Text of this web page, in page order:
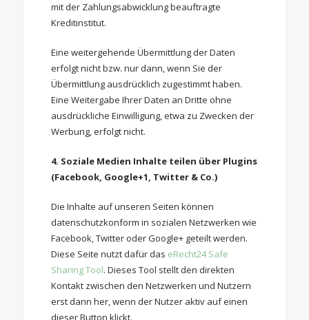
mit der Zahlungsabwicklung beauftragte
Kreditinstitut.
Eine weitergehende Übermittlung der Daten
erfolgt nicht bzw. nur dann, wenn Sie der
Übermittlung ausdrücklich zugestimmt haben.
Eine Weitergabe Ihrer Daten an Dritte ohne
ausdrückliche Einwilligung, etwa zu Zwecken der
Werbung, erfolgt nicht.
4. Soziale Medien Inhalte teilen über Plugins
(Facebook, Google+1, Twitter & Co.)
Die Inhalte auf unseren Seiten können
datenschutzkonform in sozialen Netzwerken wie
Facebook, Twitter oder Google+ geteilt werden.
Diese Seite nutzt dafür das eRecht24 Safe
Sharing Tool. Dieses Tool stellt den direkten
Kontakt zwischen den Netzwerken und Nutzern
erst dann her, wenn der Nutzer aktiv auf einen
dieser Button klickt.